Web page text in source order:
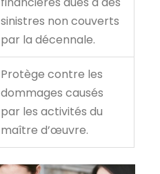
sinistres non couverts
par la décennale.
Protège contre les
dommages causés
par les activités du
maître d’œuvre.